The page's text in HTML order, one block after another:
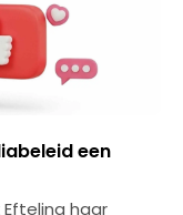
een
haar